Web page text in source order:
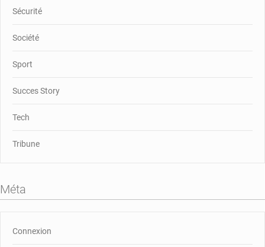
Sécurité
Société
Sport
Succes Story
Tech
Tribune
Méta
Connexion